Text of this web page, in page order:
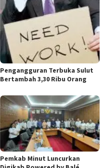
Pengangguran Terbuka Sulut
Bertambah 3,30 Ribu Orang
Pemkab Minut Luncurkan